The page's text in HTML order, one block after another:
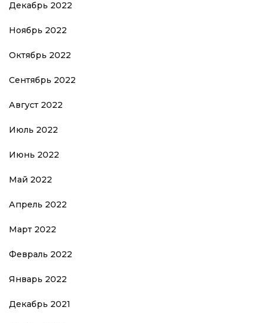
Декабрь 2022
Ноябрь 2022
Октябрь 2022
Сентябрь 2022
Август 2022
Июль 2022
Июнь 2022
Май 2022
Апрель 2022
Март 2022
Февраль 2022
Январь 2022
Декабрь 2021